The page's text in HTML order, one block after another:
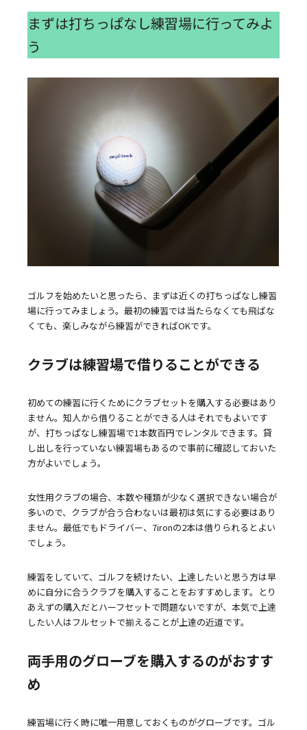
まずは打ちっぱなし練習場に行ってみよ
う
ゴルフを始めたいと思ったら、まずは近くの打ちっぱなし練習
場に行ってみましょう。最初の練習では当たらなくても飛ばな
くても、楽しみながら練習ができればOKです。
クラブは練習場で借りることができる
初めての練習に行くためにクラブセットを購入する必要はあり
ません。知人から借りることができる人はそれでもよいです
が、打ちっぱなし練習場で1本数百円でレンタルできます。貸
し出しを行っていない練習場もあるので事前に確認しておいた
方がよいでしょう。
女性用クラブの場合、本数や種類が少なく選択できない場合が
多いので、クラブが合う合わないは最初は気にする必要はあり
ません。最低でもドライバー、7ironの2本は借りられるとよい
でしょう。
練習をしていて、ゴルフを続けたい、上達したいと思う方は早
めに自分に合うクラブを購入することをおすすめします。とり
あえずの購入だとハーフセットで問題ないですが、本気で上達
したい人はフルセットで揃えることが上達の近道です。
両手用のグローブを購入するのがおすす
め
練習場に行く時に唯一用意しておくものがグローブです。ゴル